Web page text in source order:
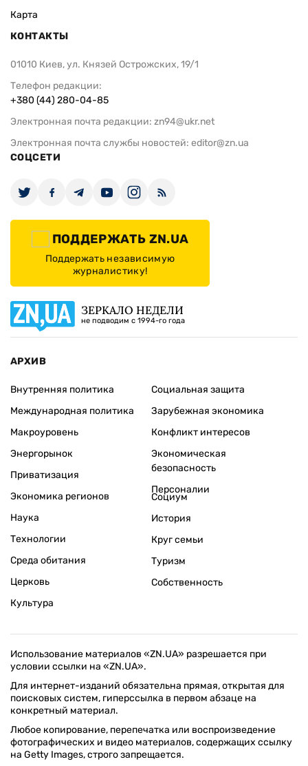
Карта
КОНТАКТЫ
01010 Киев, ул. Князей Острожских, 19/1
Телефон редакции:
+380 (44) 280-04-85
Электронная почта редакции: zn94@ukr.net
Электронная почта службы новостей: editor@zn.ua
СОЦСЕТИ
ПОДДЕРЖАТЬ ZN.UA
Поддержать независимую
журналистику!
ЗЕРКАЛО НЕДЕЛИ
не подводим с 1994-го года
АРХИВ
Внутренняя политика
Международная политика
Макроуровень
Энергорынок
Приватизация
Экономика регионов
Социальная защита
Зарубежная экономика
Конфликт интересов
Экономическая
безопасность
Персоналии
Наука
Технологии
Среда обитания
Церковь
Культура
Социум
История
Круг семьи
Туризм
Собственность
Использование материалов «ZN.UA» разрешается при
условии ссылки на «ZN.UA».
Для интернет-изданий обязательна прямая, открытая для
поисковых систем, гиперссылка в первом абзаце на
конкретный материал.
Любое копирование, перепечатка или воспроизведение
фотографических и видео материалов, содержащих ссылку
на Getty Images, строго запрещается.